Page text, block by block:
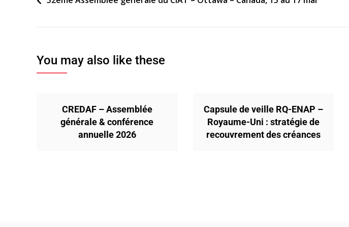
You may also like these
CREDAF – Assemblée
générale & conférence
annuelle 2026
Capsule de veille RQ-ENAP –
Royaume-Uni : stratégie de
recouvrement des créances